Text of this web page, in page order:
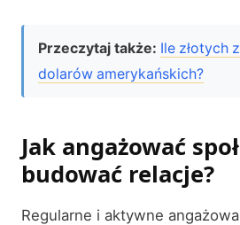
Przeczytaj także: Ile złotych
dolarów amerykańskich?
Jak angażować
budować relacje?
Regularne i aktywne